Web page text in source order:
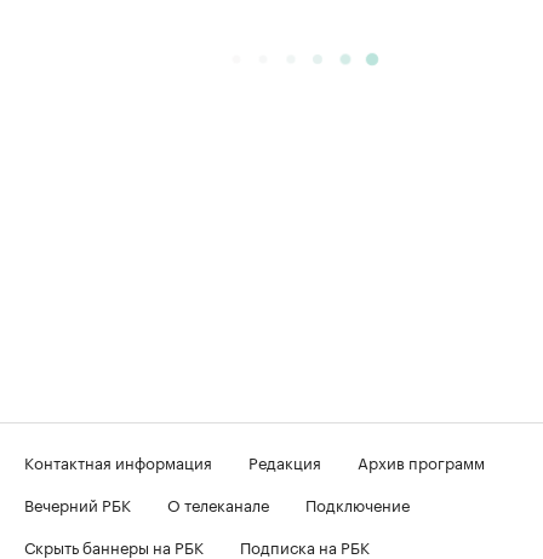
Контактная информация Редакция
Архив программ
Вечерний РБК
О телеканале
Подключение
Скрыть баннеры на РБК
Подписка на РБК